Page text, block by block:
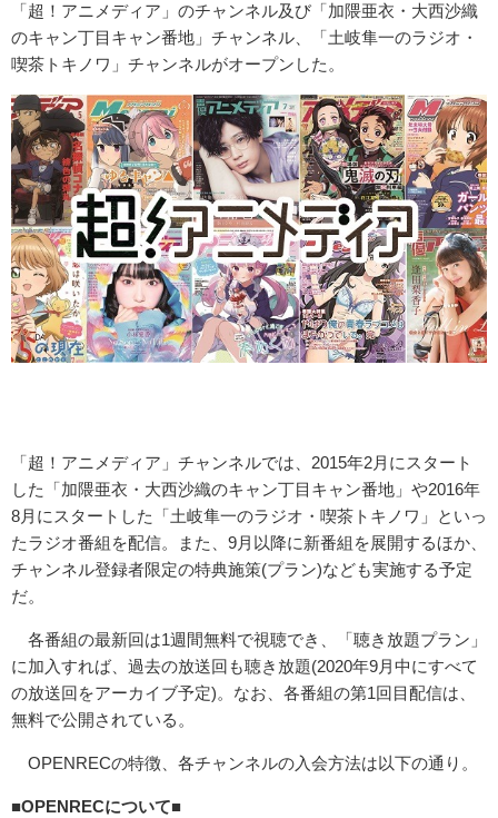
「超！アニメディア」のチャンネル及び「加隈亜衣・大西沙織
のキャン丁目キャン番地」チャンネル、「土岐隼一のラジオ・
喫茶トキノワ」チャンネルがオープンした。
「超！アニメディア」チャンネルでは、2015年2月にスタート
した「加隈亜衣・大西沙織のキャン丁目キャン番地」や2016年
8月にスタートした「土岐隼一のラジオ・喫茶トキノワ」といっ
たラジオ番組を配信。また、9月以降に新番組を展開するほか、
チャンネル登録者限定の特典施策(プラン)なども実施する予定
だ。
各番組の最新回は1週間無料で視聴でき、「聴き放題プラン」
に加入すれば、過去の放送回も聴き放題(2020年9月中にすべて
の放送回をアーカイブ予定)。なお、各番組の第1回目配信は、
無料で公開されている。
OPENRECの特徴、各チャンネルの入会方法は以下の通り。
■OPENRECについて■